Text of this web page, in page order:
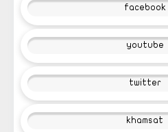
facebook
youtube
twitter
khamsat